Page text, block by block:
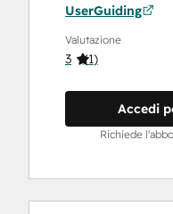
UserGuiding
Valutazione
3 (1)
Accedi
Richiede